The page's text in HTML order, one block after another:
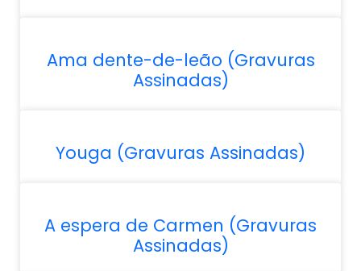
Ama dente-de-leão (Gravuras
Assinadas)
Youga (Gravuras Assinadas)
A espera de Carmen (Gravuras
Assinadas)